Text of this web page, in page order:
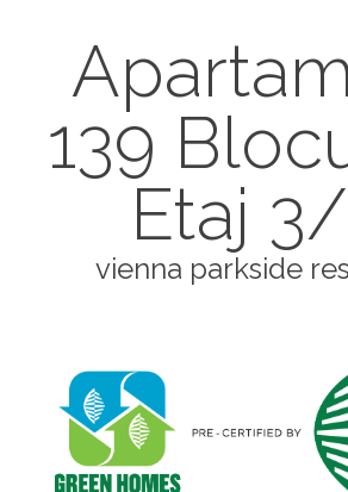
139
Etaj 3/
vienna parkside